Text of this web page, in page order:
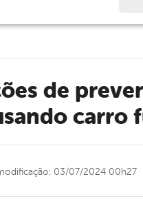
carro
03/07/2024 00h27